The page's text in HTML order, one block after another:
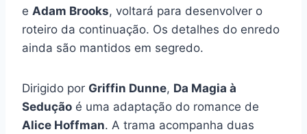
e Adam Brooks, voltará para desenvolver o
roteiro da continuação. Os detalhes do enredo
ainda são mantidos em segredo.
Dirigido por Griffin Dunne, Da Magia à
Sedução é uma adaptação do romance de
Alice Hoffman. A trama acompanha duas